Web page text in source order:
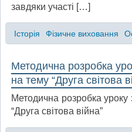
завдяки участі […]
Історія Фізичне виховання
Методична розробка
на тему “Друга світова
Методична розробка уроку
“Друга світова війна”